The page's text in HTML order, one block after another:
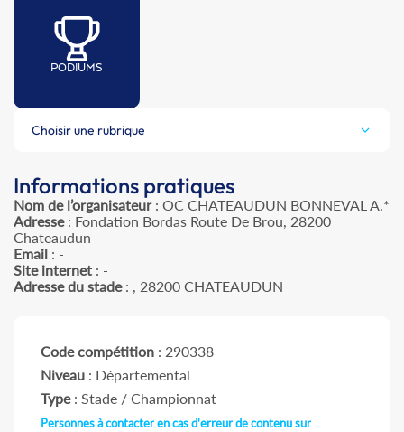
PODIUMS
Choisir une rubrique
Informations pratiques
Nom de l’organisateur: OC CHATEAUDUN BONNEVAL A.*
Adresse: Fondation Bordas Route De Brou, 28200
Chateaudun
Email : -
Site internet : -
Adresse du stade: , 28200 CHATEAUDUN
Code compétition : 290338
Niveau : Départemental
Type: Stade / Championnat
Personnes à contacter en cas d'erreur de contenu sur